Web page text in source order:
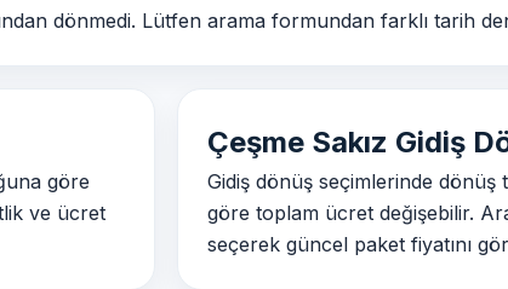
dönmedi. Lütfen arama formundan farklı tarih
göre
ve ücret
Çeşme Sakız Gidiş
Gidiş dönüş seçimlerinde dönüş
göre toplam ücret değişebilir.
seçerek güncel paket fiyatını